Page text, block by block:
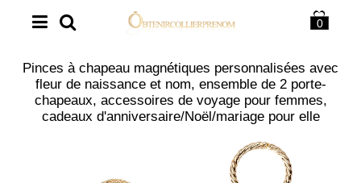
0
Pinces à chapeau magnétiques personnalisées avec
fleur de naissance et nom, ensemble de 2 porte-
chapeaux, accessoires de voyage pour femmes,
cadeaux d'anniversaire/Noël/mariage pour elle